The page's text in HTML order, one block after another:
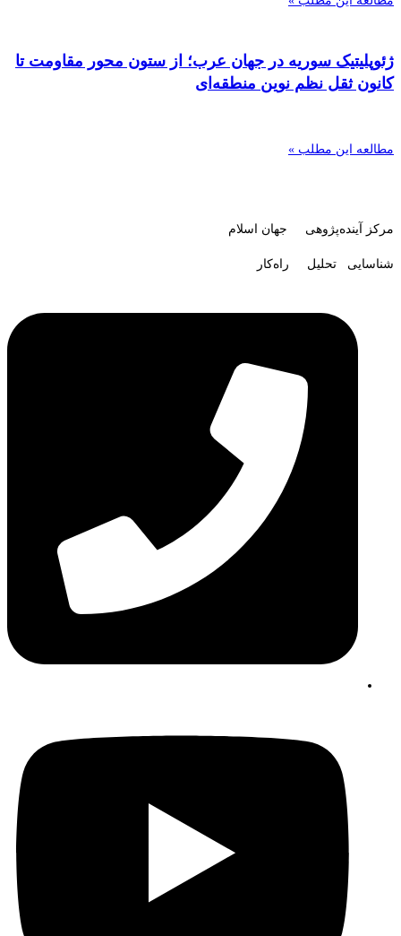
ژئوپلیتیک سوریه در جهان عرب؛ از ستون محور مقاومت تا
کانون ثقل نظم نوین منطقه‌ای
مطالعه این مطلب »
مرکز آینده‌پژوهی جهان اسلام
شناسایی تحلیل راه‌کار